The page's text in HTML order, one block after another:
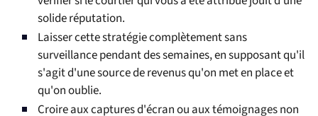
solide réputation.
Laisser cette stratégie complètement sans
surveillance pendant des semaines, en supposant qu'il
s'agit d'une source de revenus qu'on met en place et
qu'on oublie.
Croire aux captures d'écran ou aux témoignages non